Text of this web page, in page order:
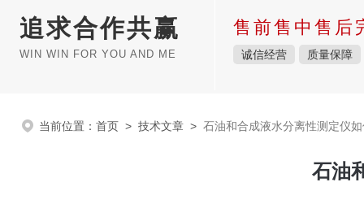
追求合作共赢
WIN WIN FOR YOU AND ME
售前售中售后
诚信经营 质量保障
当前位置： 首页 > 技术文章 > 石油和合成液水分离性测定仪
石油